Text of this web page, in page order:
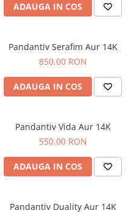
ADAUGA IN COS
Pandantiv Serafim Aur 14K
850,00 RON
ADAUGA IN COS
Pandantiv Vida Aur 14K
550,00 RON
ADAUGA IN COS
Pandantiv Duality Aur 14K